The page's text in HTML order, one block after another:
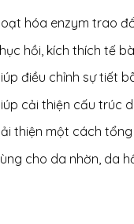
hóa enzym trao
hồi, kích thích tế
điều chỉnh sự tiết
cải thiện cấu trúc
thiện một cách
cho da nhờn, da